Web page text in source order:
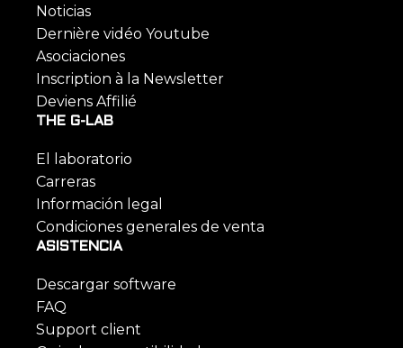
Noticias
Dernière vidéo Youtube
Asociaciones
Inscription à la Newsletter
Deviens Affilié
THE G-LAB
El laboratorio
Carreras
Información legal
Condiciones generales de venta
ASISTENCIA
Descargar software
FAQ
Support client